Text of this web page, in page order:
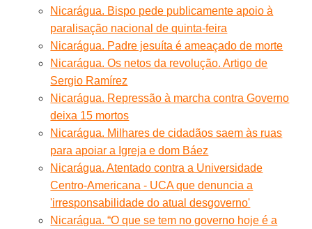
Nicarágua. Bispo pede publicamente apoio à
paralisação nacional de quinta-feira
Nicarágua. Padre jesuíta é ameaçado de morte
Nicarágua. Os netos da revolução. Artigo de
Sergio Ramírez
Nicarágua. Repressão à marcha contra Governo
deixa 15 mortos
Nicarágua. Milhares de cidadãos saem às ruas
para apoiar a Igreja e dom Báez
Nicarágua. Atentado contra a Universidade
Centro-Americana - UCA que denuncia a
'irresponsabilidade do atual desgoverno'
Nicarágua. “O que se tem no governo hoje é a